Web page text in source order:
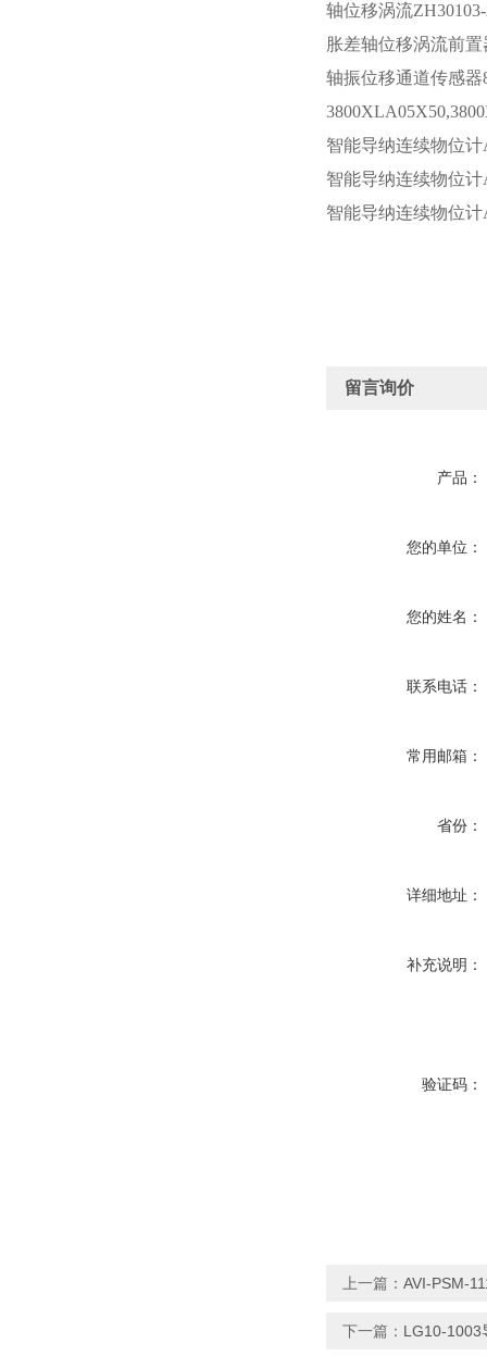
轴位移涡流
胀差轴位移涡流前
轴振位移通道传感器
智能导纳连续物位计
智能导纳连续物位计
智能导纳连续物位计
留言询价
产品：
您的单位：
您的姓名：
联系电话：
常用邮箱：
省份：
详细地址：
补充说明：
验证码：
上一篇： AVI-PSM-
下一篇： LG10-1003